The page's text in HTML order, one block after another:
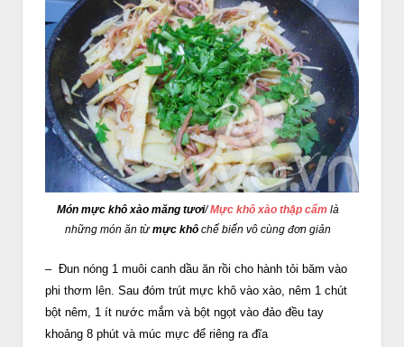
Món mực khô xào măng tươi/Mực khô xào thập cẩm là
những món ăn từmực khôchế biến vô cùng đơn giản
– Đun nóng 1 muôi canh dầu ăn rồi cho hành tỏi băm vào
phi thơm lên. Sau đóm trút mực khô vào xào, nêm 1 chút
bột nêm, 1 ít nước mắm và bột ngọt vào đảo đều tay
khoảng 8 phút và múc mực để riêng ra đĩa